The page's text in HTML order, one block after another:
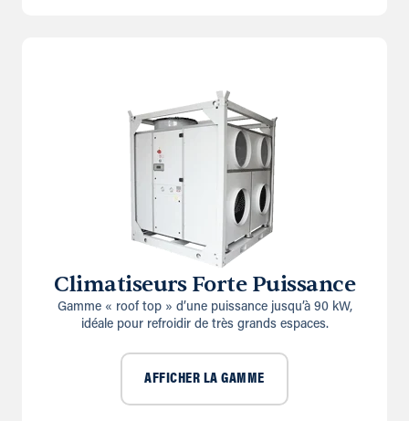
Climatiseurs Forte Puissance
Gamme « roof top » d’une puissance jusqu’à 90 kW,
idéale pour refroidir de très grands espaces.
AFFICHER LA GAMME